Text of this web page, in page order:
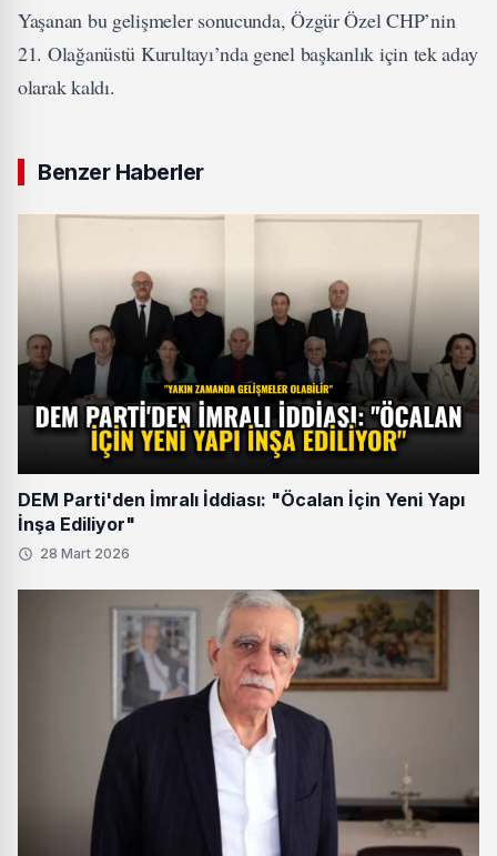
Yaşanan bu gelişmeler sonucunda, Özgür Özel CHP’nin
21. Olağanüstü Kurultayı’nda genel başkanlık için tek aday
olarak kaldı.
Benzer Haberler
DEM Parti'den İmralı İddiası: "Öcalan İçin Yeni Yapı
İnşa Ediliyor"
28 Mart 2026